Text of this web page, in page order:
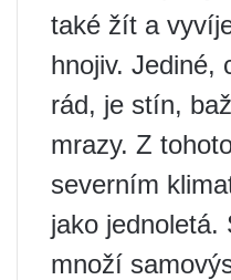
také žít a
hnojiv. Jediné,
rád, je stín,
mrazy. Z
severním
jako jednoletá.
množí